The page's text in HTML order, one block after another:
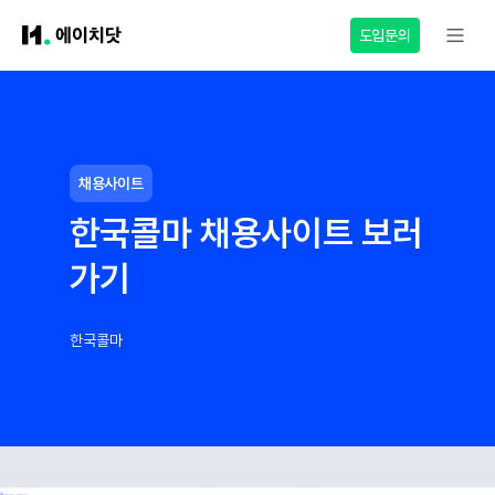
도입문의
채용사이트
한국콜마 채용사이트 보러
가기
한국콜마